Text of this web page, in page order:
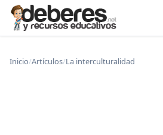
Inicio/Artículos/La interculturalidad